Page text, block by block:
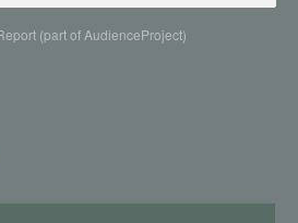
(part of AudienceProject)